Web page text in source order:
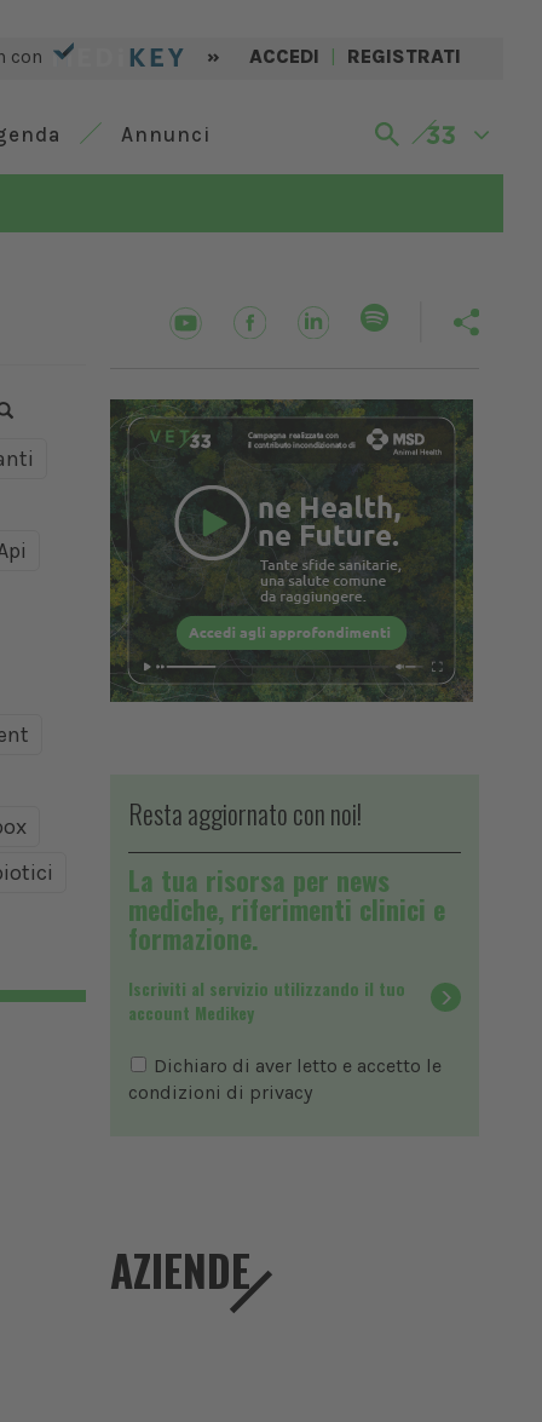
con » ACCEDI | REGISTRATI
Annunci
Resta aggiornato con noi!
La tua risorsa per news
mediche, riferimenti clinici e
formazione.
Iscriviti al servizio utilizzando il tuo
account Medikey
Dichiaro di aver letto e accetto le
condizioni di privacy
AZIENDE